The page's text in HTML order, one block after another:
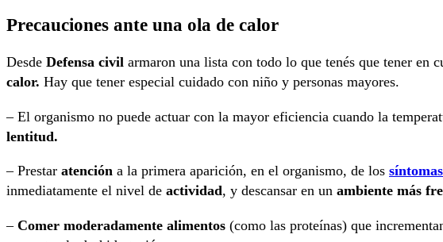
Precauciones ante una ola de calor
Desde Defensa civil armaron una lista con todo lo que tenés que tener en
calor. Hay que tener especial cuidado con niño y personas mayores.
– El organismo no puede actuar con la mayor eficiencia cuando la
lentitud.
– Prestar atención a la primera aparición, en el organismo, de los
inmediatamente el nivel de actividad, y descansar en un ambiente más
– Comer moderadamente alimentos (como las proteínas) que